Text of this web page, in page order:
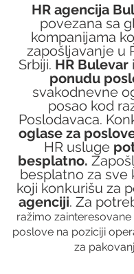
HR agencija
povezana sa
kompanijama
zapošljavanje u
Srbiji. HR Bulevar
ponudu
svakodnevne
posao kod
Poslodavaca.
oglase za
HR usluge
besplatno.
besplatno za sve
koji konkurišu za
agenciji. Za
ražimo zainteresovane
poslove na poziciji
za